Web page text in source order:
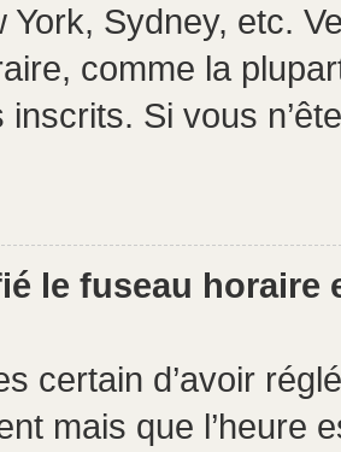
York, Sydney, etc.
comme la
inscrits. Si vous
le fuseau horaire
certain d’avoir
mais que l’heure